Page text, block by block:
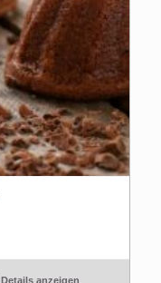
Details anzeigen